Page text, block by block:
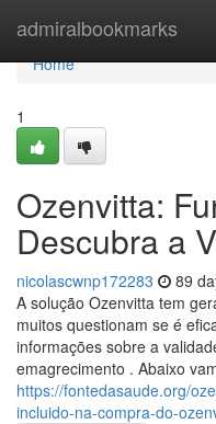
admiralbookmarks
Home
Home
1
Ozenvitta:
Descubra a
nicolascwnp172283 89
A solução Ozenvitta tem
muitos questionam se é
informações sobre a
emagrecimento . Abaixo
https://fontedasaude.org/
incluido-na-compra-do-